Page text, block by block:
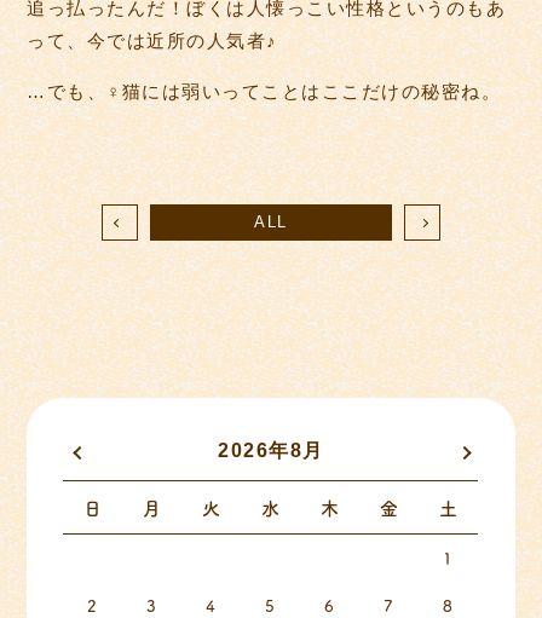
追っ払ったんだ！ぼくは人懐っこい性格というのもあ
って、今では近所の人気者♪
…でも、♀猫には弱いってことはここだけの秘密ね。
ALL
2026年8月
日 月 火 水 木 金 土
1
2 3 4 5 6 7 8